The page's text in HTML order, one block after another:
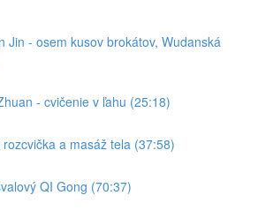
Jin - osem kusov brokátov, Wudanská
- cvičenie v ľahu (25:18)
a masáž tela (37:58)
QI Gong (70:37)